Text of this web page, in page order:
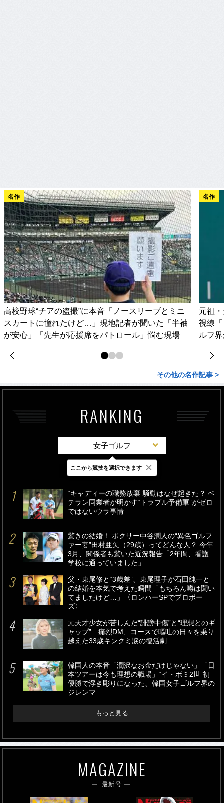
名作
高校野球“チアの盗撮”に本音「ノースリーブとミニ
スカートに憧れたけど…」現地記者が聞いた「半袖
が安心」「先生が応援席をパトロール」悩む現場
名作
元祖
視線
ルフ
その他の名作記事 >
RANKING
女子ゴルフ
最新 24時間 週間
“キャディーの職務放棄”騒動はなぜ起きた？ ベ
テラン同業者が明かす“トラブル予備軍”がゼロ
ではないウラ事情
驚きの結婚！ ボクサー中谷潤人の“異色ゴルフ
ァー妻”田村亜矢（29歳）ってどんな人？ 今年
3月、関係者も驚いた近況報告「2年間、看護
学校に通っていました」
父・東尾修と“3歳差”、東尾理子が石田純一と
の結婚を本気で考えた瞬間「もちろん噂は聞い
てましたけど…」〈ロンハーSPでプロポー
ズ〉
元天才少女が苦しんだ“誹謗中傷”と“理想とのギ
ャップ”…痛烈DM、コースで嘔吐の日々を乗り
越えた33歳キンクミ涙の復活劇
韓国人の本音「潤沢なお金だけじゃない」「日
本ツアーは今も理想の職場」“イ・ボミ2世”初
優勝で浮き彫りになった、韓国女子ゴルフ界の
ジレンマ
もっと見る
MAGAZINE
最新号
ここから競技を選択できます ×